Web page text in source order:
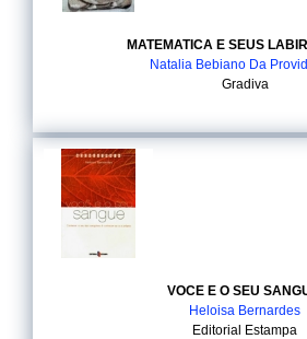
MATEMATICA E SEUS
Natalia Bebiano Da
Gradiva
VOCE E O SEU
Heloisa Bernardes
Editorial Estampa